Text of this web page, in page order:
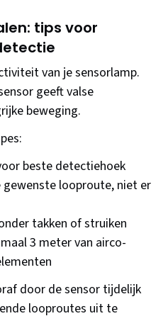
tips voor
van je sensorlamp.
geeft valse
beweging.
beste detectiehoek
gewenste looproute, niet er
takken of struiken
3 meter van airco-
door de sensor tijdelijk
looproutes uit te